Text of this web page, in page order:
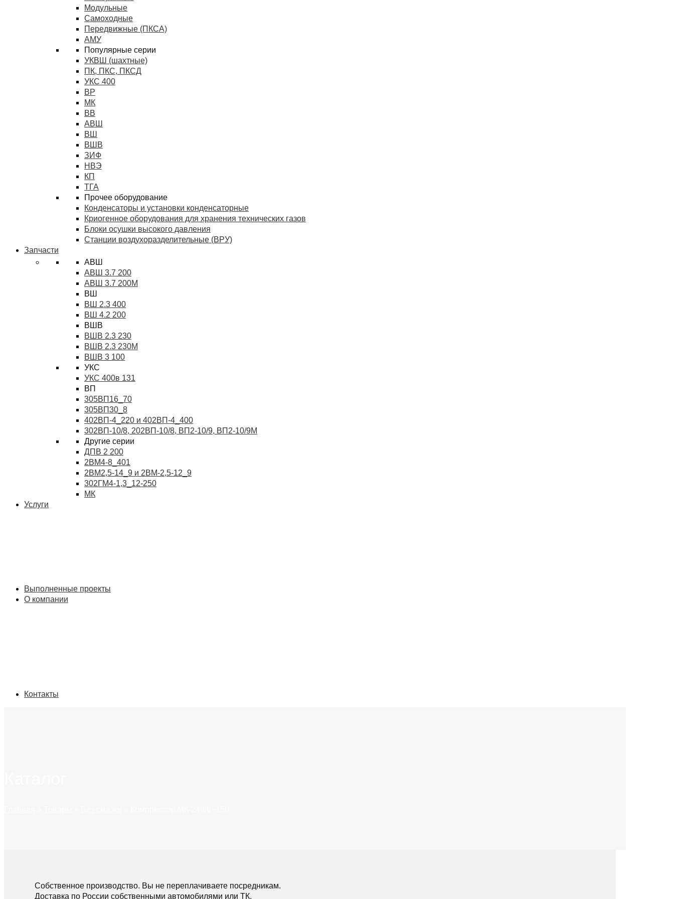
Модульные
Самоходные
Передвижные (ПКСА)
АМУ
Популярные серии
УКВШ (шахтные)
ПК, ПКС, ПКСД
УКС 400
ВР
МК
ВВ
АВШ
ВШ
ВШВ
ЗИФ
НВЭ
КП
ТГА
Прочее оборудование
Конденсаторы и установки конденсаторные
Криогенное оборудования для хранения технических газов
Блоки осушки высокого давления
Станции воздухоразделительные (ВРУ)
Запчасти
АВШ
АВШ 3.7 200
АВШ 3.7 200М
ВШ
ВШ 2.3 400
ВШ 4.2 200
ВШВ
ВШВ 2.3 230
ВШВ 2.3 230М
ВШВ 3 100
УКС
УКС 400в 131
ВП
305ВП16_70
305ВП30_8
402ВП-4_220 и 402ВП-4_400
302ВП-10/8, 202ВП-10/8, ВП2-10/9, ВП2-10/9М
Другие серии
ДПВ 2 200
2ВМ4-8_401
2ВМ2,5-14_9 и 2ВМ-2,5-12_9
302ГМ4-1,3_12-250
МК
Услуги
Выполненные проекты
О компании
Контакты
Собственное производство. Вы не переплачиваете посредникам.
Доставка по России собственными автомобилями или ТК.